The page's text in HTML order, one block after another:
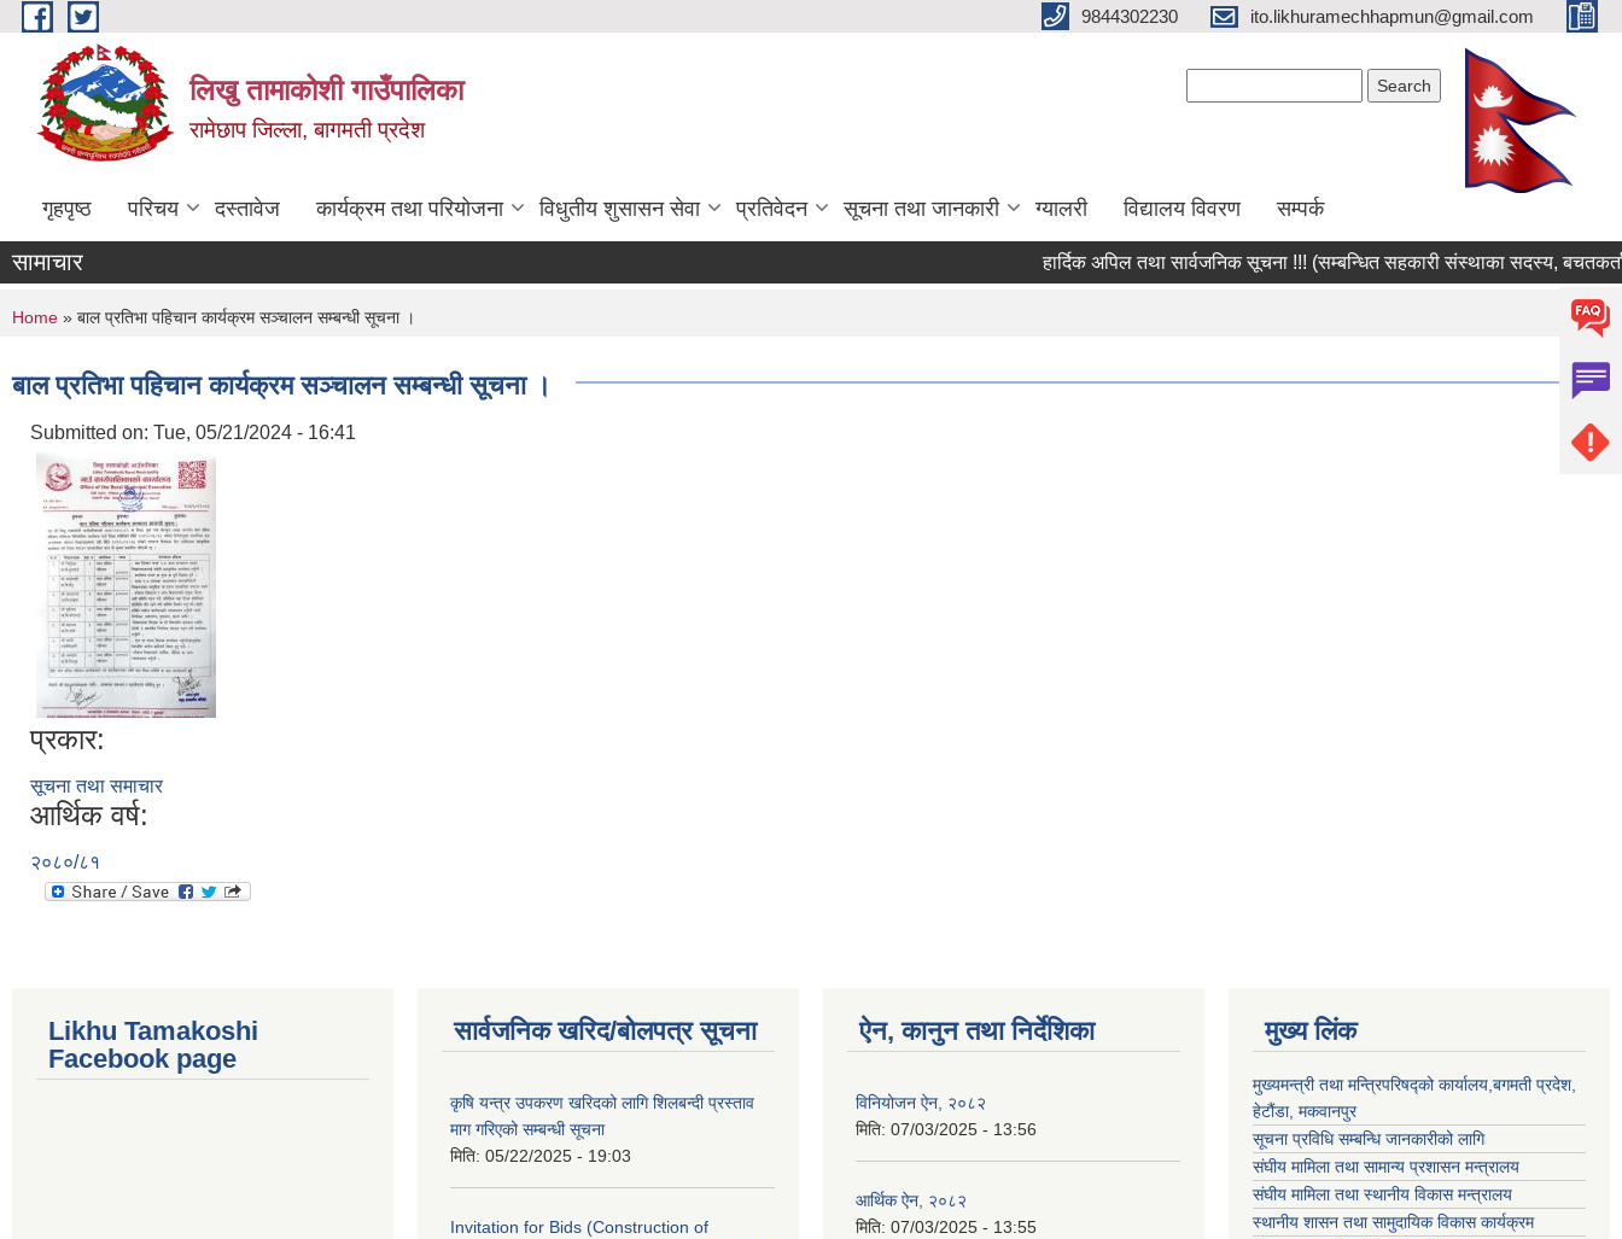
Skip to main content 9844302230 ito.likhuramechhapmun@gmail.com
लिखु तामाकोशी गाउँपालिका
रामेछाप जिल्ला, बागमती प्रदेश
गृहपृष्ठ परिचय दस्तावेज कार्यक्रम तथा परियोजना विधुतीय शुसासन सेवा प्रतिवेदन सूचना तथा जानकारी ग्यालरी विद्यालय विवरण सम्पर्क
सामाचार हार्दिक अपिल तथा सार्वजनिक सूचना !!! (सम्बन्धित सहकारी संस्थाका सदस्य, बचतकर्ता,
You are here
Home » बाल प्रतिभा पहिचान कार्यक्रम सञ्चालन सम्बन्धी सूचना ।
बाल प्रतिभा पहिचान कार्यक्रम सञ्चालन सम्बन्धी सूचना ।
Submitted on: Tue, 05/21/2024 - 16:41
प्रकार:
सूचना तथा समाचार
आर्थिक वर्ष:
२०८०/८१
Likhu Tamakoshi
Facebook page
सार्वजनिक खरिद/बोलपत्र सूचना
कृषि यन्त्र उपकरण खरिदको लागि शिलबन्दी प्रस्ताव
माग गरिएको सम्बन्धी सूचना
मिति: 05/22/2025 - 19:03
Invitation for Bids (Construction of
ऐन, कानुन तथा निर्देशिका
विनियोजन ऐन, २०८२
मिति: 07/03/2025 - 13:56
आर्थिक ऐन, २०८२
मिति: 07/03/2025 - 13:55
मुख्य लिंक
मुख्यमन्त्री तथा मन्त्रिपरिषद्को कार्यालय,बगमती प्रदेश,
हेटौंडा, मकवानपुर
सूचना प्रविधि सम्बन्धि जानकारीको लागि
संघीय मामिला तथा सामान्य प्रशासन मन्त्रालय
संघीय मामिला तथा स्थानीय विकास मन्त्रालय
स्थानीय शासन तथा सामुदायिक विकास कार्यक्रम